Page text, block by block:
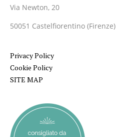
Via Newton, 20
50051 Castelfiorentino (Firenze)
Privacy Policy
Cookie Policy
SITE MAP